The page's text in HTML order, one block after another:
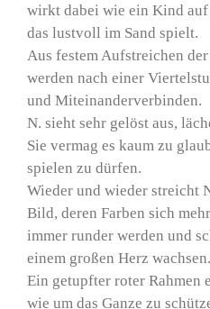
wirkt dabei wie ein Kind
das lustvoll im Sand spielt.
Aus festem Aufstreichen der
werden nach einer
und Miteinanderverbinden.
N. sieht sehr gelöst aus,
Sie vermag es kaum zu
spielen zu dürfen.
Wieder und wieder streicht
Bild, deren Farben sich
immer runder werden und
einem großen Herz wachsen.
Ein getupfter roter Rahmen
wie um das Ganze zu